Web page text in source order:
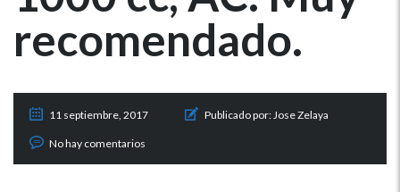
recomendado.
11 septiembre, 2017 Publicado por:Jose Zelaya
No hay comentarios